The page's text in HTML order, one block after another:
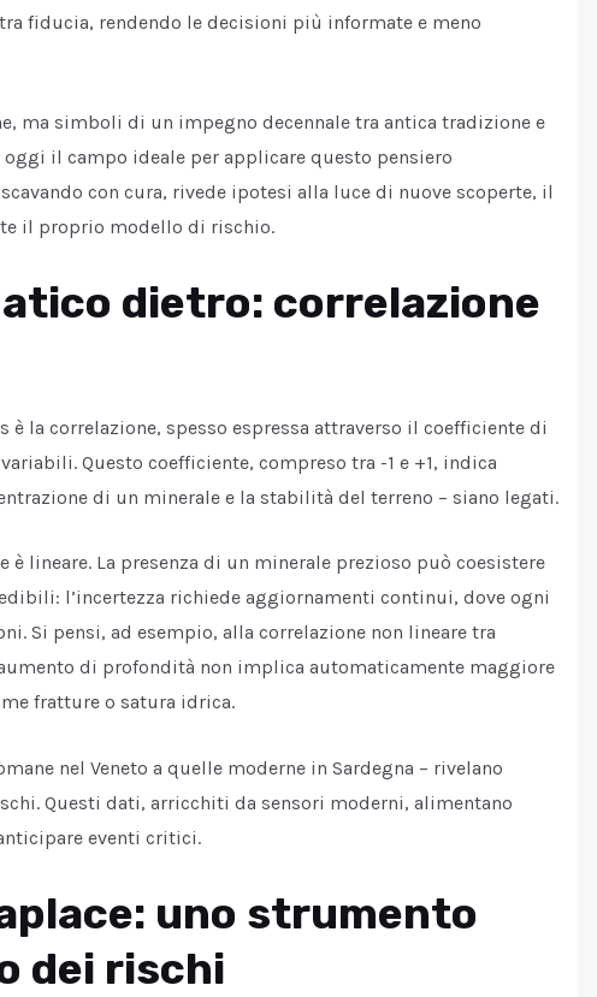
fiducia, rendendo le decisioni più informate e meno
ma simboli di un impegno decennale tra antica tradizione e
il campo ideale per applicare questo pensiero
con cura, rivede ipotesi alla luce di nuove scoperte, il
il proprio modello di rischio.
dietro: correlazione
è la correlazione, spesso espressa attraverso il coefficiente di
Questo coefficiente, compreso tra -1 e +1, indica
di un minerale e la stabilità del terreno – siano legati.
lineare. La presenza di un minerale prezioso può coesistere
l’incertezza richiede aggiornamenti continui, dove ogni
Si pensi, ad esempio, alla correlazione non lineare tra
di profondità non implica automaticamente maggiore
fratture o satura idrica.
nel Veneto a quelle moderne in Sardegna – rivelano
Questi dati, arricchiti da sensori moderni, alimentano
eventi critici.
uno strumento
dei rischi